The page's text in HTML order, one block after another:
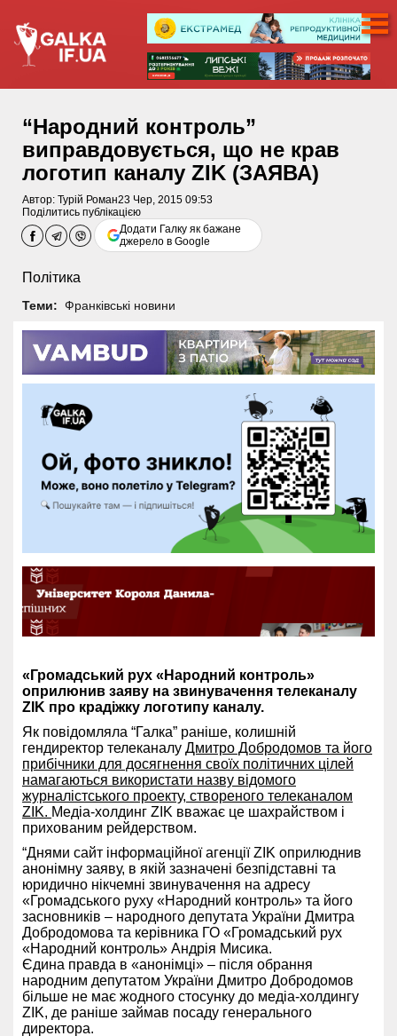
“Народний контроль”
виправдовується, що не крав
логотип каналу ZIK (ЗАЯВА)
Автор: Турій Роман23 Чер, 2015 09:53
Поділитись публікацією
Додати Галку як бажане
джерело в Google
Політика
Теми: Франківські новини
«Громадський рух «Народний контроль»
оприлюнив заяву на звинувачення телеканалу
ZIK про крадіжку логотипу каналу.
Як повідомляла “Галка” раніше, колишній
гендиректор телеканалу Дмитро Добродомов та його
прибічники для досягнення своїх політичних цілей
намагаються використати назву відомого
журналістського проекту, створеного телеканалом
ZIK. Медіа-холдинг ZIK вважає це шахрайством і
прихованим рейдерством.
“Днями сайт інформаційної агенції ZIK оприлюднив
анонімну заяву, в якій зазначені безпідставні та
юридично нікчемні звинувачення на адресу
«Громадського руху «Народний контроль» та його
засновників – народного депутата України Дмитра
Добродомова та керівника ГО «Громадський рух
«Народний контроль» Андрія Мисика.
Єдина правда в «анонімці» – після обрання
народним депутатом України Дмитро Добродомов
більше не має жодного стосунку до медіа-холдингу
ZIK, де раніше займав посаду генерального
директора.